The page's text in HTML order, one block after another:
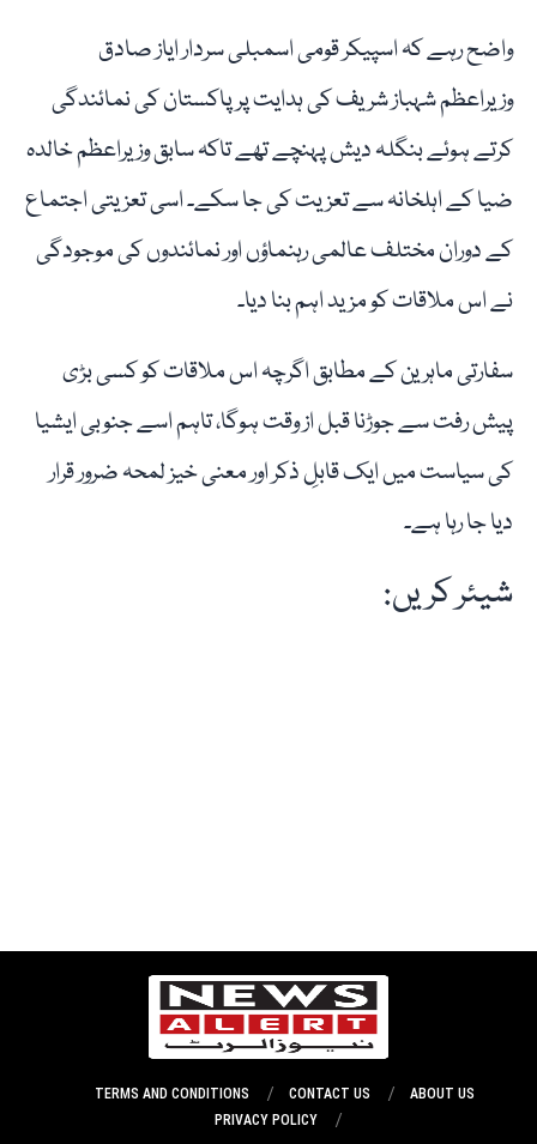
واضح رہے کہ اسپیکر قومی اسمبلی سردار ایاز صادق
وزیراعظم شہباز شریف کی ہدایت پر پاکستان کی نمائندگی
کرتے ہوئے بنگلہ دیش پہنچے تھے تاکہ سابق وزیراعظم خالدہ
ضیا کے اہلخانہ سے تعزیت کی جا سکے۔ اسی تعزیتی اجتماع
کے دوران مختلف عالمی رہنماؤں اور نمائندوں کی موجودگی
نے اس ملاقات کو مزید اہم بنا دیا۔
سفارتی ماہرین کے مطابق اگرچہ اس ملاقات کو کسی بڑی
پیش رفت سے جوڑنا قبل از وقت ہوگا، تاہم اسے جنوبی ایشیا
کی سیاست میں ایک قابلِ ذکر اور معنی خیز لمحہ ضرور قرار
دیا جا رہا ہے۔
شیئر کریں:
ABOUT US
CONTACT US
TERMS AND CONDITIONS
PRIVACY POLICY